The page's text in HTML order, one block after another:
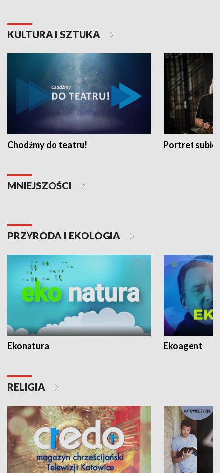
KULTURA I SZTUKA
Chodźmy do teatru! Portret
MNIEJSZOŚCI
PRZYRODA I EKOLOGIA
Ekonatura Ekoagent
RELIGIA